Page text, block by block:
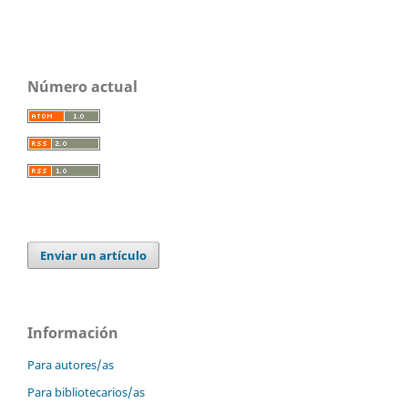
Número actual
Enviar un artículo
Información
Para autores/as
Para bibliotecarios/as